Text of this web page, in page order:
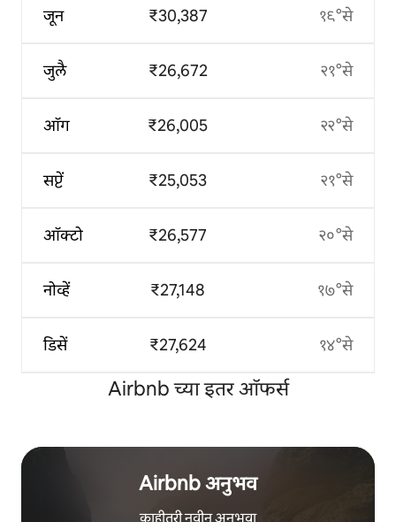
जून
जुलै
ऑग
सप्टें
ऑक्टो
नोव्हें
डिसें
₹30,387
₹26,672
₹26,005
₹25,053
₹26,577
₹27,148
₹27,624
१९°से
२१°से
२२°से
२१°से
२०°से
१७°से
१४°से
Airbnb च्या इतर ऑफर्स
Airbnb अनुभव
काहीतरी नवीन अनुभवा